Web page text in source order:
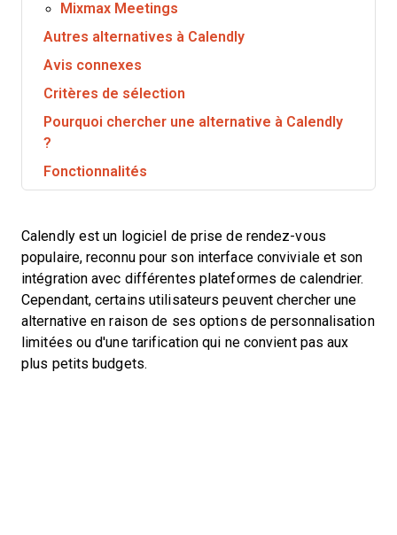
Mixmax Meetings
Autres alternatives à Calendly
Avis connexes
Critères de sélection
Pourquoi chercher une alternative à Calendly
?
Fonctionnalités
Calendly est un logiciel de prise de rendez-vous
populaire, reconnu pour son interface conviviale et son
intégration avec différentes plateformes de calendrier.
Cependant, certains utilisateurs peuvent chercher une
alternative en raison de ses options de personnalisation
limitées ou d'une tarification qui ne convient pas aux
plus petits budgets.